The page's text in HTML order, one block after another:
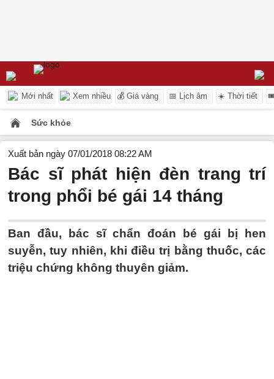
Mới nhất Xem nhiều 💰 Giá vàng 📅 Lịch âm ☀️ Thời tiết
Sức khỏe
Xuất bản ngày 07/01/2018 08:22 AM
Bác sĩ phát hiện đèn trang trí
trong phổi bé gái 14 tháng
Ban đầu, bác sĩ chẩn đoán bé gái bị hen
suyễn, tuy nhiên, khi điều trị bằng thuốc, các
triệu chứng không thuyên giảm.